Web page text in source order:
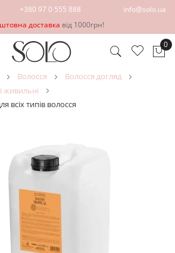
+380 97 0 555 888
info@solo.ua
доставка від 1000грн!
0
волосся
волосся догляд
живильні
всіх типів волосся